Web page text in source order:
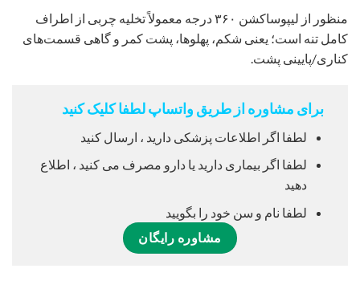
منظور از لیپوساکشن ۳۶۰ درجه معمولاً تخلیه چربی از اطراف
کامل تنه است؛ یعنی شکم، پهلوها، پشت کمر و گاهی قسمت‌های
کناری/پایینی پشت.
برای مشاوره از طریق واتساپ لطفا کلیک کنید
لطفا اگر اطلاعات پزشکی دارید ، ارسال کنید
لطفا اگر بیماری دارید یا دارو مصرف می کنید ، اطلاع
دهید
لطفا نام و سن خود را بگویید
مشاوره رایگان